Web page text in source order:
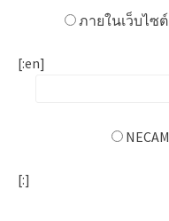
ภายในเว็บไซต์
[:en]
NECAM
[:]